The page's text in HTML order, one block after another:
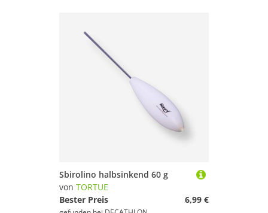
Sbirolino halbsinkend 60 g
von TORTUE
Bester Preis
6,99 €